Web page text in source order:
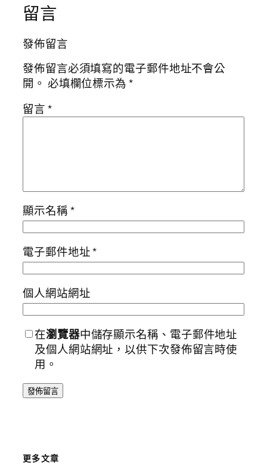
留言
發佈留言
發佈留言必須填寫的電子郵件地址不會公
開。 必填欄位標示為*
留言*
顯示名稱*
電子郵件地址*
個人網站網址
在瀏覽器中儲存顯示名稱、電子郵件地址
及個人網站網址，以供下次發佈留言時使
用。
更多文章